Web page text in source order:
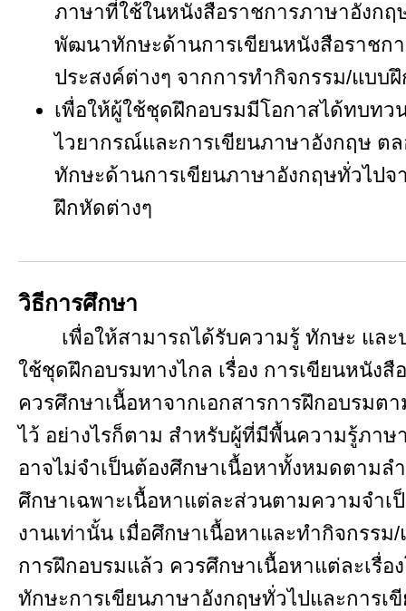
ภาษาที่ใช้ในหนังสือราชการภาษาอังก
พัฒนาทักษะด้านการเขียนหนังสือราชก
ประสงค์ต่างๆ จากการทำกิจกรรม/แบบ
เพื่อให้ผู้ใช้ชุดฝึกอบรมมีโอกาสได้ทบทว
ไวยากรณ์และการเขียนภาษาอังกฤษ
ทักษะด้านการเขียนภาษาอังกฤษทั่วไปจ
ฝึกหัดต่างๆ
วิธีการศึกษา
เพื่อให้สามารถได้รับความรู้ ทักษะ และป
ใช้ชุดฝึกอบรมทางไกล เรื่อง การเขียนหนัง
ควรศึกษาเนื้อหาจากเอกสารการฝึกอบรมต
ไว้ อย่างไรก็ตาม สำหรับผู้ที่มีพื้นความรู้ภา
อาจไม่จำเป็นต้องศึกษาเนื้อหาทั้งหมดตามล
ศึกษาเฉพาะเนื้อหาแต่ละส่วนตามความจำเ
งานเท่านั้น เมื่อศึกษาเนื้อหาและทำกิจกรรม
การฝึกอบรมแล้ว ควรศึกษาเนื้อหาแต่ละเรื่อ
ทักษะการเขียนภาษาอังกฤษทั่วไปและการเ